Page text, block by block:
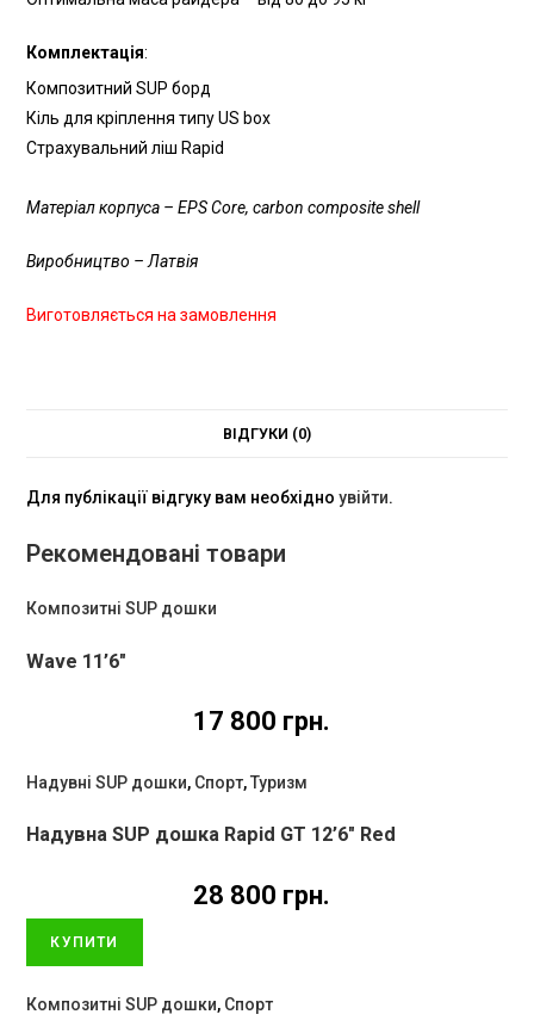
Комплектація:
Композитний SUP борд
Кіль для кріплення типу US box
Страхувальний ліш Rapid
Матеріал корпуса – EPS Core, carbon composite shell
Виробництво – Латвія
Виготовляється на замовлення
ВІДГУКИ (0)
Для публікації відгуку вам необхідноувійти.
Рекомендовані товари
Композитні SUP дошки
Wave 11’6″
грн.
17 800
Надувні SUP дошки, Спорт,Туризм
Надувна SUP дошка Rapid GT 12’6″ Red
грн.
28 800
КУПИТИ
Композитні SUP дошки, Спорт